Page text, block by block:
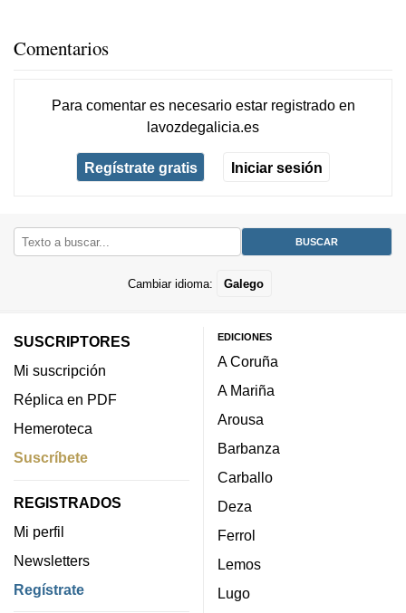
Comentarios
Para comentar es necesario estar registradoen
lavozdegalicia.es
Regístrate gratis Iniciar sesión
Cambiar idioma: Galego
SUSCRIPTORES
Mi suscripción
Réplica en PDF
Hemeroteca
Suscríbete
REGISTRADOS
Mi perfil
Newsletters
Regístrate
EDICIONES
A Coruña
A Mariña
Arousa
Barbanza
Carballo
Deza
Ferrol
Lemos
Lugo